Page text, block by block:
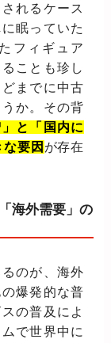
れるケース
眠っていた
フィギュア
ことも珍し
までに中古
か。その背
と「国内に
要因 が存在
海外需要」の
のが、海外
爆発的な普
の普及によ
で世界中に